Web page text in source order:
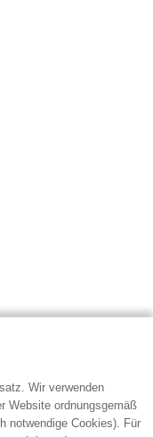
Wir verwenden
Website ordnungsgemäß
notwendige Cookies). Für